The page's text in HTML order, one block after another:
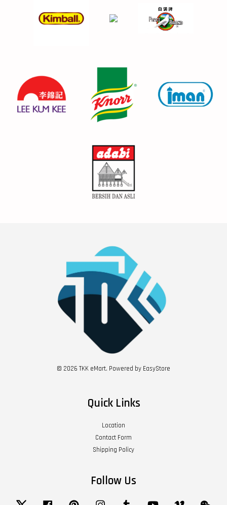
© 2026 TKK eMart. Powered by EasyStore
Quick Links
Location
Contact Form
Shipping Policy
Follow Us
Twitter Facebook Pinterest Instagram Tumblr YouTube Vimeo